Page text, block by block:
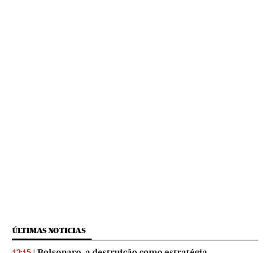
ÚLTIMAS NOTICIAS